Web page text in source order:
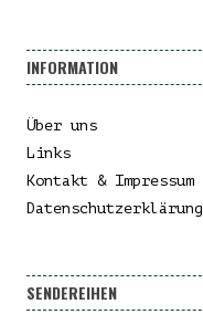
INFORMATION
Über uns
Links
Kontakt & Impressum
Datenschutzerklärung
SENDEREIHEN